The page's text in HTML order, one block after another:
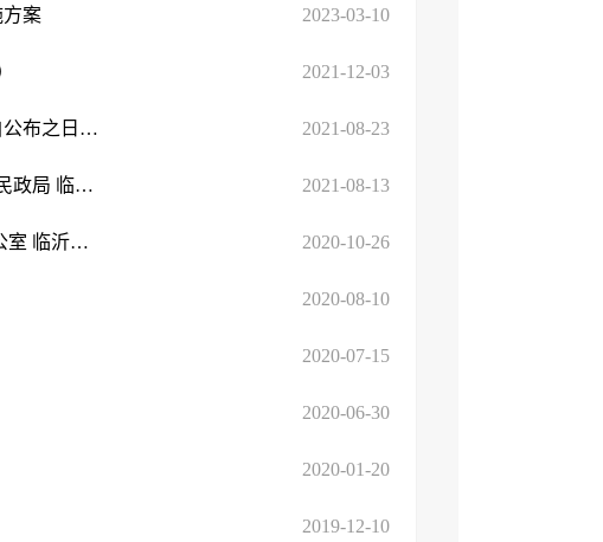
方案 2023-03-10
2021-12-03
《中华人民共和国人口与计划生育法》（2021修订版，自公布之日起施行） 2021-08-23
临沂市卫生健康委员会 临沂市发展和改革委员会 临沂市民政局 临沂市财政... 2021-08-13
临沂市卫生健康委员会 中共临沂市委机构编制委员会办公室 临沂市发展和 ... 2020-10-26
2020-08-10
2020-07-15
2020-06-30
2020-01-20
2019-12-10